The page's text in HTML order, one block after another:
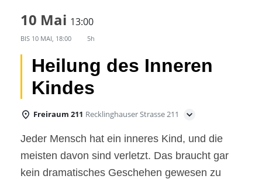
10 Mai 13:00
BIS 10 MAI, 18:00 5h
Heilung des Inneren
Kindes
Freiraum 211 Recklinghauser Strasse 211
Jeder Mensch hat ein inneres Kind, und die
meisten davon sind verletzt. Das braucht gar
kein dramatisches Geschehen gewesen zu